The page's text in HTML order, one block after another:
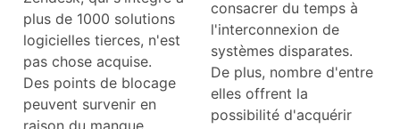
plus de 1000 solutions
logicielles tierces, n'est
pas chose acquise.
Des points de blocage
peuvent survenir en
consacrer du temps à
l'interconnexion de
systèmes disparates.
De plus, nombre d'entre
elles offrent la
possibilité d'acquérir